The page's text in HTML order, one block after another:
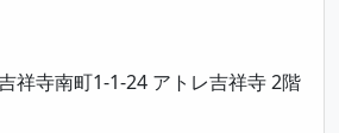
祥寺南町1-1-24 アトレ吉祥寺 2階